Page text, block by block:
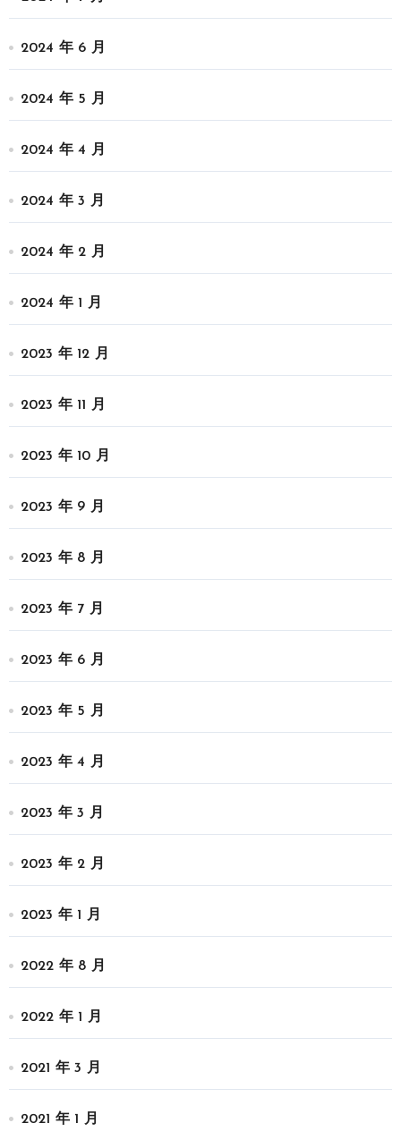
2024 年 6 月
2024 年 5 月
2024 年 4 月
2024 年 3 月
2024 年 2 月
2024 年 1 月
2023 年 12 月
2023 年 11 月
2023 年 10 月
2023 年 9 月
2023 年 8 月
2023 年 7 月
2023 年 6 月
2023 年 5 月
2023 年 4 月
2023 年 3 月
2023 年 2 月
2023 年 1 月
2022 年 8 月
2022 年 1 月
2021 年 3 月
2021 年 1 月